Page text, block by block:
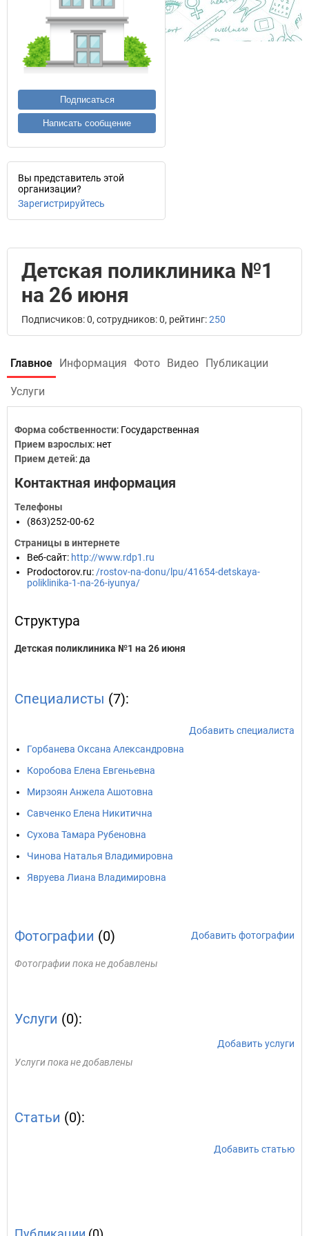
Подписаться
Написать сообщение
Вы представитель этой
организации?
Зарегистрируйтесь
Детская поликлиника №1
на 26 июня
Подписчиков: 0, сотрудников: 0, рейтинг:250
Главное Информация Фото Видео Публикации
Услуги
Форма собственности: Государственная
Прием взрослых: нет
Прием детей: да
Контактная информация
Телефоны
(863)252-00-62
Страницы в интернете
Веб-сайт: http://www.rdp1.ru
Prodoctorov.ru: /rostov-na-donu/lpu/41654-detskaya-
poliklinika-1-na-26-iyunya/
Структура
Детская поликлиника №1 на 26 июня
Специалисты (7):
Добавить специалиста
Горбанева Оксана Александровна
Коробова Елена Евгеньевна
Мирзоян Анжела Ашотовна
Савченко Елена Никитична
Сухова Тамара Рубеновна
Чинова Наталья Владимировна
Явруева Лиана Владимировна
Фотографии (0) Добавить фотографии
Фотографии пока не добавлены
Услуги (0):
Добавить услуги
Услуги пока не добавлены
Статьи (0):
Добавить статью